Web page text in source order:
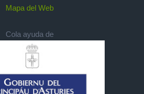
Mapa del Web
Cola ayuda de